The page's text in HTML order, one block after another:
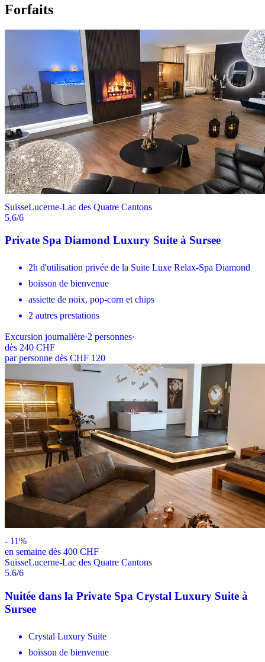
Forfaits
SuisseLucerne-Lac des Quatre Cantons
5.6/6
Private Spa Diamond Luxury Suite à Sursee
2h d'utilisation privée de la Suite Luxe Relax-Spa Diamond
boisson de bienvenue
assiette de noix, pop-corn et chips
2 autres prestations
Excursion journalière·2 personnes·
dès 240 CHF
par personne dès CHF 120
- 11%
en semaine dès 400 CHF
SuisseLucerne-Lac des Quatre Cantons
5.6/6
Nuitée dans la Private Spa Crystal Luxury Suite à
Sursee
Crystal Luxury Suite
boisson de bienvenue